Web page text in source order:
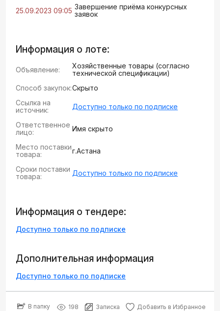
25.09.2023 09:05 Завершение приёма конкурсных
заявок
Информация о лоте:
Объявление:
Хозяйственные товары (согласно
технической спецификации)
Способ закупок:Скрыто
Ссылка на
источник:
Доступно только по подписке
Ответственное
лицо:
Имя скрыто
Место поставки
товара:
г.Астана
Сроки поставки
товара:
Доступно только по подписке
Информация о тендере:
Доступно только по подписке
Дополнительная информация
Доступно только по подписке
В папку 198 Записка Добавить в Избранное